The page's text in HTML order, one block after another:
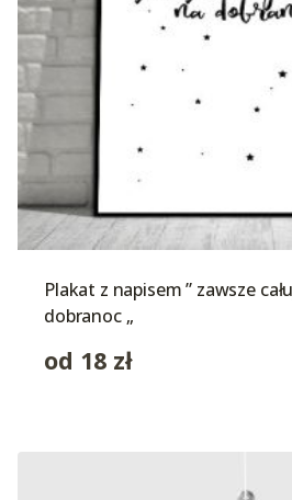
Plakat z napisem ” zawsze
dobranoc „
od 18 zł